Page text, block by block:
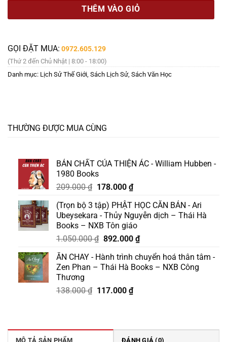
THÊM VÀO GIỎ
GỌI ĐẶT MUA: 0972.605.129
(Thứ 2 đến Chủ Nhật | 8:00 - 18:00)
Danh mục: Lịch Sử Thế Giới, Sách Lịch Sử, Sách Văn Học
THƯỜNG ĐƯỢC MUA CÙNG
BẢN CHẤT CỦA THIỆN ÁC - William Hubben -
1980 Books
209.000₫ Giá
là:
209.000 ₫.
178.000 ₫Giá
tại
là:
178.000 ₫.
(Trọn bộ 3 tập) PHẬT HỌC CĂN BẢN - Ari
Ubeysekara - Thủy Nguyễn dịch – Thái Hà
Books – NXB Tôn giáo
1.050.000₫ Giá
là:
1.050.000 ₫.
892.000 ₫Giá
tại
là:
ĂN CHAY - Hành trình chuyển hoá thân tâm -
Zen Phan – Thái Hà Books – NXB Công
Thương
138.000₫ Giá
117.000 ₫Giá
117.000 ₫.
MÔ TẢ SẢN PHẨM ĐÁNH GIÁ (0)